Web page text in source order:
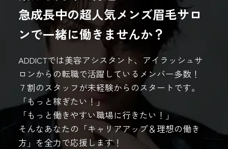
急成長中の超人気メンズ眉毛サロ
ンで一緒に働きませんか？
ADDICTでは美容アシスタント、アイラッシュサ
ロンからの転職で活躍しているメンバー多数！
７割のスタッフが未経験からのスタートです。
「もっと稼ぎたい！」
「もっと働きやすい職場に行きたい！」
そんなあなたの「キャリアアップ＆理想の働き
方」を全力で応援します！